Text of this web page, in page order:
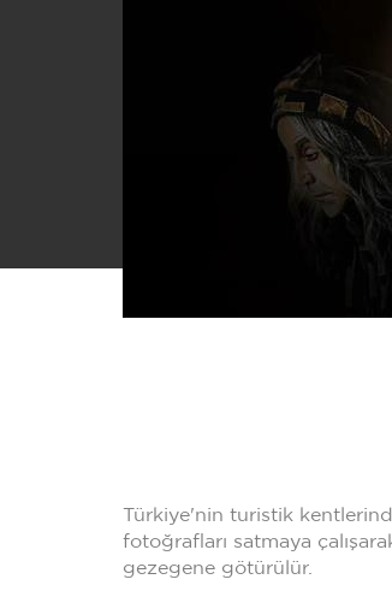
Türkiye'nin turistik
fotoğrafları satmaya
gezegene götürülür.